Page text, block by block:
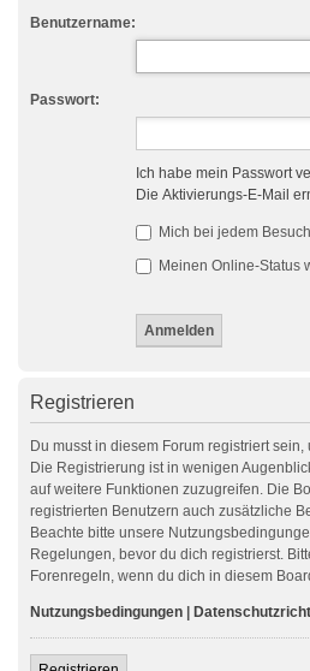
Benutzername:
Passwort:
Ich habe mein Passwort
Die Aktivierungs-E-Mail
Mich bei jedem
Meinen Online-Status
Registrieren
Du musst in diesem Forum registriert
Die Registrierung ist in wenigen
auf weitere Funktionen zuzugreifen. Die
registrierten Benutzern auch zusätzliche
Beachte bitte unsere
Regelungen, bevor du dich registrierst.
Forenregeln, wenn du dich in diesem
Nutzungsbedingungen